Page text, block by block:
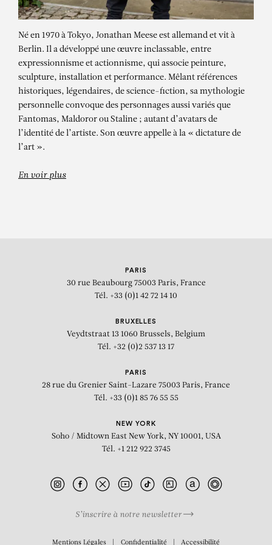
JONATHAN MEESE
HARD/SOFT. TEXTILES AND
Né en 1970 à Tokyo, Jonathan Meese est allemand et vit à
Berlin. Il a développé une œuvre inclassable, entre
expressionnisme et actionnisme, qui associe peinture,
sculpture, installation et performance. Mêlant références
historiques, légendaires, de science-fiction, sa mythologie
personnelle convoque des personnages aussi variés que
Fantomas, Maldoror ou Staline ; autant d’avatars de
l’identité de l’artiste. Son œuvre appelle à la « dictature de
l’art ».
En voir plus
PARIS
30 rue Beaubourg 75003 Paris, France
Tél. +33 (0)1 42 72 14 10
BRUXELLES
Veydtstraat 13 1060 Brussels, Belgium
Tél. +32 (0)2 537 13 17
PARIS
28 rue du Grenier Saint-Lazare 75003 Paris, France
Tél. +33 (0)1 85 76 55 55
NEW YORK
Soho / Midtown East New York, NY 10001, USA
Tél. +1 212 922 3745
S’inscrire à notre newsletter
Mentions Légales Confidentialité Accessibilité